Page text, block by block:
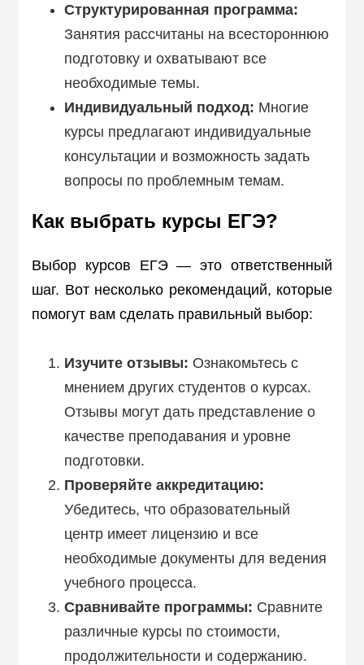
Структурированная программа:
Занятия рассчитаны на всестороннюю
подготовку и охватывают все
необходимые темы.
Индивидуальный подход: Многие
курсы предлагают индивидуальные
консультации и возможность задать
вопросы по проблемным темам.
Как выбрать курсы ЕГЭ?
Выбор курсов ЕГЭ — это ответственный
шаг. Вот несколько рекомендаций, которые
помогут вам сделать правильный выбор:
Изучите отзывы: Ознакомьтесь с
мнением других студентов о курсах.
Отзывы могут дать представление о
качестве преподавания и уровне
подготовки.
Проверяйте аккредитацию:
Убедитесь, что образовательный
центр имеет лицензию и все
необходимые документы для ведения
учебного процесса.
Сравнивайте программы: Сравните
различные курсы по стоимости,
продолжительности и содержанию.